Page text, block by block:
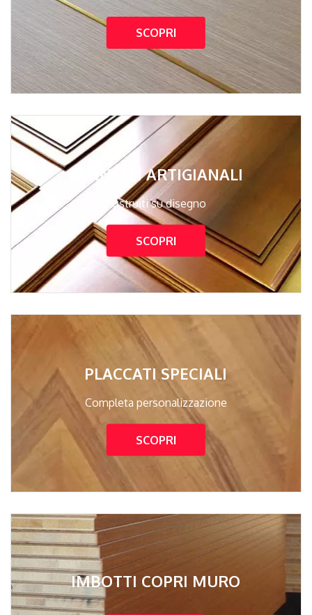
SCOPRI
PANNELLI ARTIGIANALI
Costruiti su disegno
SCOPRI
PLACCATI SPECIALI
Completa personalizzazione
SCOPRI
IMBOTTI COPRI MURO